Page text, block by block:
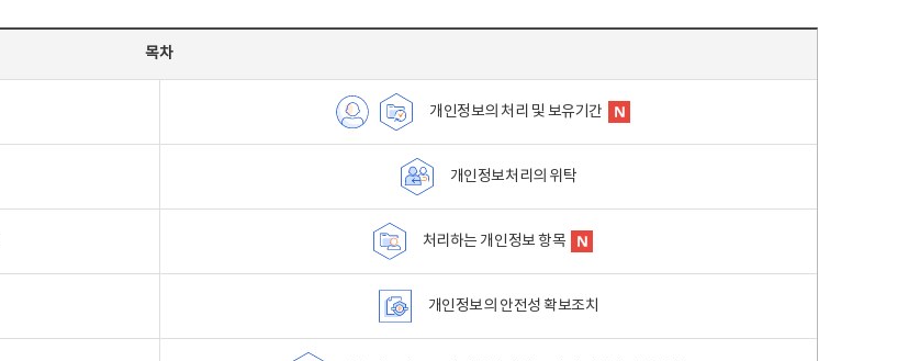
목차
개인정보의 처리 및 보유기간
개인정보처리의 위탁
처리하는 개인정보 항목
개인정보의 안전성 확보조치